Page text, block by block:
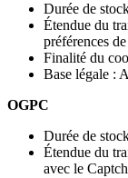
Durée de
Étendue du
préférences
Finalité du
Base légale :
OGPC
Durée de
Étendue du
avec le